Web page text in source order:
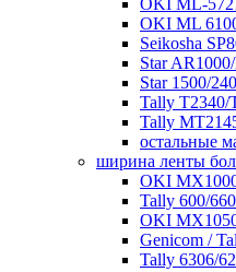
OKI ML
Seikosha
Star
Star 1500/
Tally T2340/
Tally
остальные
ширина ленты
OKI
Tally 600/
OKI
Genicom /
Tally 6306/